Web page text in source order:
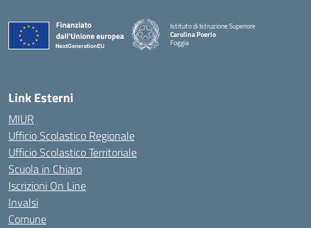
Istituto di Istruzione Superiore
Carolina Poerio
Foggia
— Visita la pagina iniziale della scuola
Link Esterni
MIUR
Ufficio Scolastico Regionale
Ufficio Scolastico Territoriale
Scuola in Chiaro
Iscrizioni On Line
Invalsi
Comune